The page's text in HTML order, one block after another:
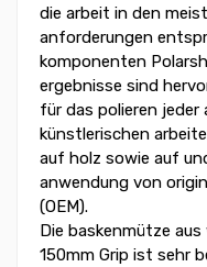
die arbeit in den
anforderungen
komponenten
ergebnisse sind
für das polieren
künstlerischen
auf holz sowie auf
anwendung von
(OEM).
Die baskenmütze
150mm Grip ist sehr